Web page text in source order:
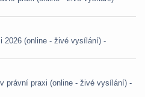
2026 (online - živé vysílání) -
právní praxi (online - živé vysílání) -